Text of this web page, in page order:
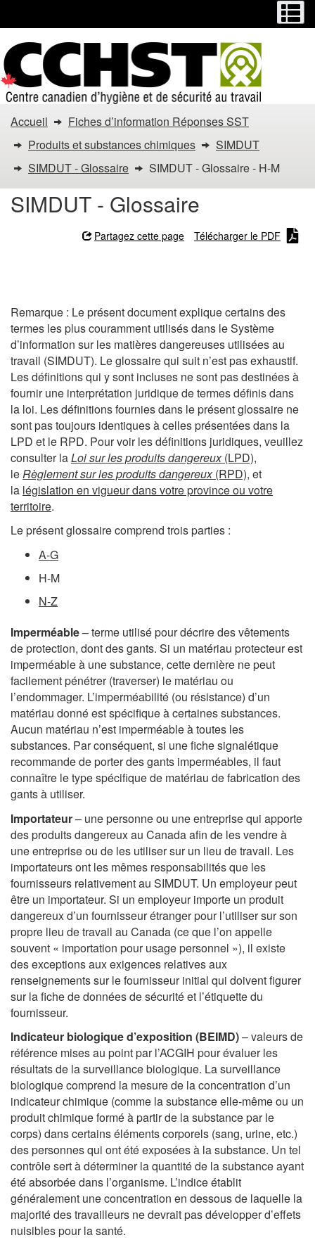
contenu
principal
la
version
HTML
simplifiée
Vous
êtes
dans
SIMDUT
H-
M
Accueil
Fiches d’information Réponses SST
Produits et substances chimiques
SIMDUT
SIMDUT - Glossaire
SIMDUT - Glossaire - H-M
SIMDUT - Glossaire
Partagez cette page Télécharger le PDF
Remarque : Le présent document explique certains des
termes les plus couramment utilisés dans le Système
d’information sur les matières dangereuses utilisées au
travail (SIMDUT). Le glossaire qui suit n’est pas exhaustif.
Les définitions qui y sont incluses ne sont pas destinées à
fournir une interprétation juridique de termes définis dans
la loi. Les définitions fournies dans le présent glossaire ne
sont pas toujours identiques à celles présentées dans la
LPD et le RPD. Pour voir les définitions juridiques, veuillez
consulter laLoi sur les produits dangereux(LPD),
leRèglement sur les produits dangereux(RPD), et
la législation en vigueur dans votre province ou votre
territoire.
Le présent glossaire comprend trois parties :
A-G
H-M
N-Z
Imperméable– terme utilisé pour décrire des vêtements
de protection, dont des gants. Si un matériau protecteur est
imperméable à une substance, cette dernière ne peut
facilement pénétrer (traverser) le matériau ou
l’endommager. L’imperméabilité (ou résistance) d’un
matériau donné est spécifique à certaines substances.
Aucun matériau n’est imperméable à toutes les
substances. Par conséquent, si une fiche signalétique
recommande de porter des gants imperméables, il faut
connaître le type spécifique de matériau de fabrication des
gants à utiliser.
Importateur– une personne ou une entreprise qui apporte
des produits dangereux au Canada afin de les vendre à
une entreprise ou de les utiliser sur un lieu de travail. Les
importateurs ont les mêmes responsabilités que les
fournisseurs relativement au SIMDUT. Un employeur peut
être un importateur. Si un employeur importe un produit
dangereux d’un fournisseur étranger pour l’utiliser sur son
propre lieu de travail au Canada (ce que l’on appelle
souvent « importation pour usage personnel »), il existe
des exceptions aux exigences relatives aux
renseignements sur le fournisseur initial qui doivent figurer
sur la fiche de données de sécurité et l’étiquette du
fournisseur.
Indicateur biologique d’exposition (BEIMD)– valeurs de
référence mises au point par l’ACGIH pour évaluer les
résultats de la surveillance biologique. La surveillance
biologique comprend la mesure de la concentration d’un
indicateur chimique (comme la substance elle-même ou un
produit chimique formé à partir de la substance par le
corps) dans certains éléments corporels (sang, urine, etc.)
des personnes qui ont été exposées à la substance. Un tel
contrôle sert à déterminer la quantité de la substance ayant
été absorbée dans l’organisme. L’indice établit
généralement une concentration en dessous de laquelle la
majorité des travailleurs ne devrait pas développer d’effets
nuisibles pour la santé.